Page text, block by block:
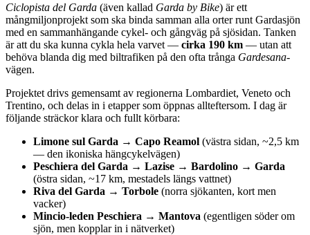
Ciclopista del Garda (även kallad Garda by Bike) är ett
mångmiljonprojekt som ska binda samman alla orter runt Gardasjön
med en sammanhängande cykel- och gångväg på sjösidan. Tanken
är att du ska kunna cykla hela varvet — cirka 190 km — utan att
behöva blanda dig med biltrafiken på den ofta trånga Gardesana-
vägen.
Projektet drivs gemensamt av regionerna Lombardiet, Veneto och
Trentino, och delas in i etapper som öppnas allteftersom. I dag är
följande sträckor klara och fullt körbara:
Limone sul Garda → Capo Reamol (västra sidan, ~2,5 km
— den ikoniska hängcykelvägen)
Peschiera del Garda → Lazise → Bardolino → Garda
(östra sidan, ~17 km, mestadels längs vattnet)
Riva del Garda → Torbole (norra sjökanten, kort men
vacker)
Mincio-leden Peschiera → Mantova (egentligen söder om
sjön, men kopplar in i nätverket)